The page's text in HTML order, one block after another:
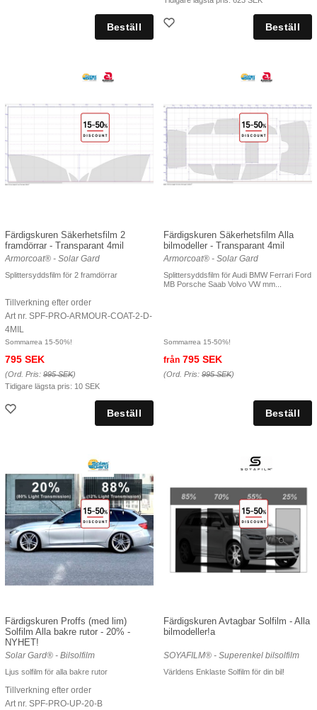
Färdigskuren Säkerhetsfilm 2
framdörrar - Transparant 4mil
Armorcoat® - Solar Gard
Splittersyddsfilm för 2 framdörrar
Tillverkning efter order
Art nr. SPF-PRO-ARMOUR-COAT-2-D-
4MIL
Sommarrea 15-50%!
795 SEK
(Ord. Pris: 995 SEK)
Tidigare lägsta pris: 10 SEK
Färdigskuren Säkerhetsfilm Alla
bilmodeller - Transparant 4mil
Armorcoat® - Solar Gard
Splittersyddsfilm för Audi BMW Ferrari Ford
MB Porsche Saab Volvo VW mm...
Sommarrea 15-50%!
från 795 SEK
(Ord. Pris: 995 SEK)
Färdigskuren Proffs (med lim)
Solfilm Alla bakre rutor - 20% -
NYHET!
Solar Gard® - Bilsolfilm
Ljus solfilm för alla bakre rutor
Tillverkning efter order
Art nr. SPF-PRO-UP-20-B
Färdigskuren Avtagbar Solfilm - Alla
bilmodeller!a
SOYAFILM® - Superenkel bilsolfilm
Världens Enklaste Solfilm för din bil!